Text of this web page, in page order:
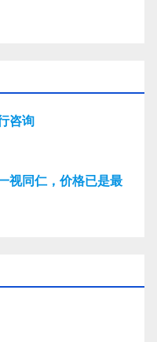
咨询
视同仁，价格已是最